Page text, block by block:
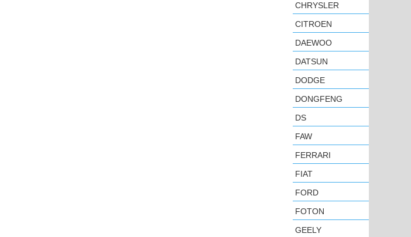
CHRYSLER
CITROEN
DAEWOO
DATSUN
DODGE
DONGFENG
DS
FAW
FERRARI
FIAT
FORD
FOTON
GEELY